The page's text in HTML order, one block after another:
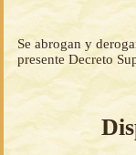
Se abrogan y
presente Decreto